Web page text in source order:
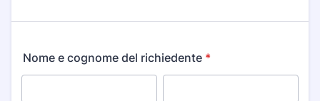
Nome e cognome del richiedente *